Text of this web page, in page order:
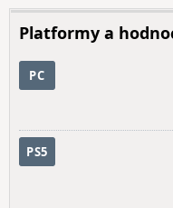
Platformy a
PC
PS5